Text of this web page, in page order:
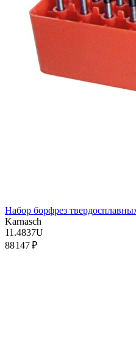
Набор борфрез
Karnasch
11.4837U
88 147 ₽